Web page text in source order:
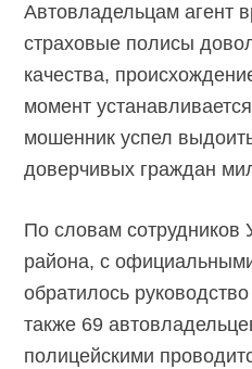
Автовладельцам агент
страховые полисы
качества,
момент
мошенник успел
доверчивых граждан
По словам сотрудников
района, с
обратилось
также 69
полицейскими